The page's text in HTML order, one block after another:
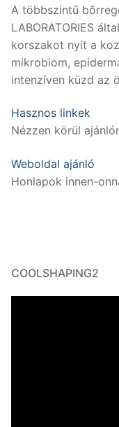
A többszintű
LABORATORIES
korszakot nyit a
mikrobiom,
intenzíven küzd az
Hasznos linkek
Nézzen körül
Weboldal ajánló
Honlapok innen-
COOLSHAPING2